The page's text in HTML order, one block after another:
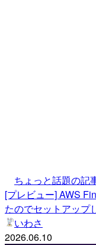
ちょっと話題の記
[プレビュー] AWS
たのでセットアップ
いわさ
2026.06.10